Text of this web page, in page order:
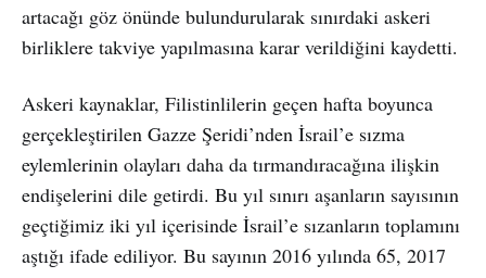
artacağı göz önünde bulundurularak sınırdaki askeri
birliklere takviye yapılmasına karar verildiğini kaydetti.
Askeri kaynaklar, Filistinlilerin geçen hafta boyunca
gerçekleştirilen Gazze Şeridi’nden İsrail’e sızma
eylemlerinin olayları daha da tırmandıracağına ilişkin
endişelerini dile getirdi. Bu yıl sınırı aşanların sayısının
geçtiğimiz iki yıl içerisinde İsrail’e sızanların toplamını
aştığı ifade ediliyor. Bu sayının 2016 yılında 65, 2017